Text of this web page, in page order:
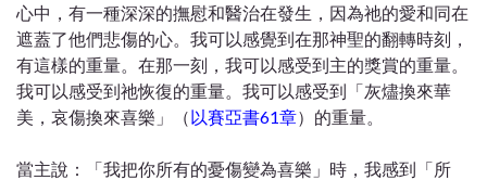
心中，有一種深深的撫慰和醫治在發生，因為祂的愛和同在
遮蓋了他們悲傷的心。我可以感覺到在那神聖的翻轉時刻，
有這樣的重量。在那一刻，我可以感受到主的獎賞的重量。
我可以感受到祂恢復的重量。我可以感受到「灰燼換來華
美，哀傷換來喜樂」（以賽亞書61章）的重量。
當主說：「我把你所有的憂傷變為喜樂」時，我感到「所